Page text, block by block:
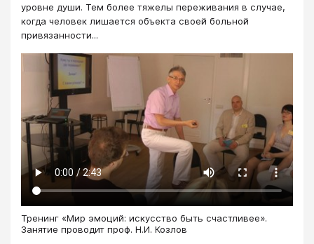
уровне души. Тем более тяжелы переживания в случае,
когда человек лишается объекта своей больной
привязанности...
Тренинг «Мир эмоций: искусство быть счастливее».
Занятие проводит проф. Н.И. Козлов